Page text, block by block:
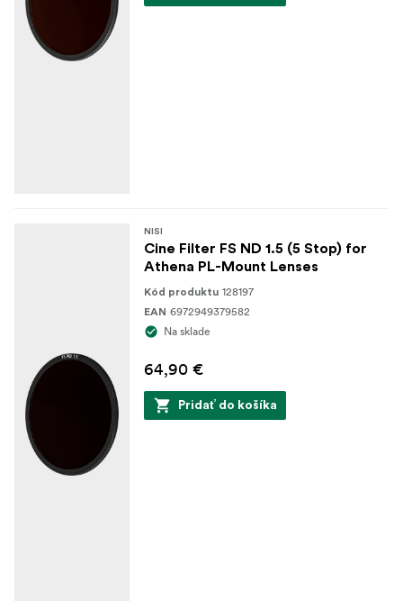
NISI
Cine Filter FS ND 1.5 (5 Stop) for
Athena PL-Mount Lenses
Kód produktu 128197
EAN 6972949379582
Na sklade
64,90 €
Pridať do košíka